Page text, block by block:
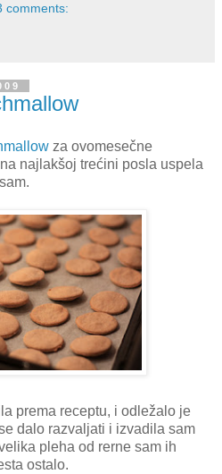
comments:
za ovomesečne
najlakšoj trećini posla uspela
prema receptu, i odležalo je
dalo razvaljati i izvadila sam
pleha od rerne sam ih
ostalo.